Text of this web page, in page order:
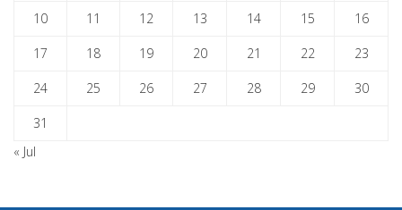
10 11 12 13 14 15 16
17 18 19 20 21 22 23
24 25 26 27 28 29 30
31
« Jul